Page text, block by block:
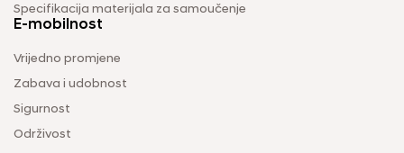
Specifikacija materijala za samoučenje
E-mobilnost
Vrijedno promjene
Zabava i udobnost
Sigurnost
Održivost